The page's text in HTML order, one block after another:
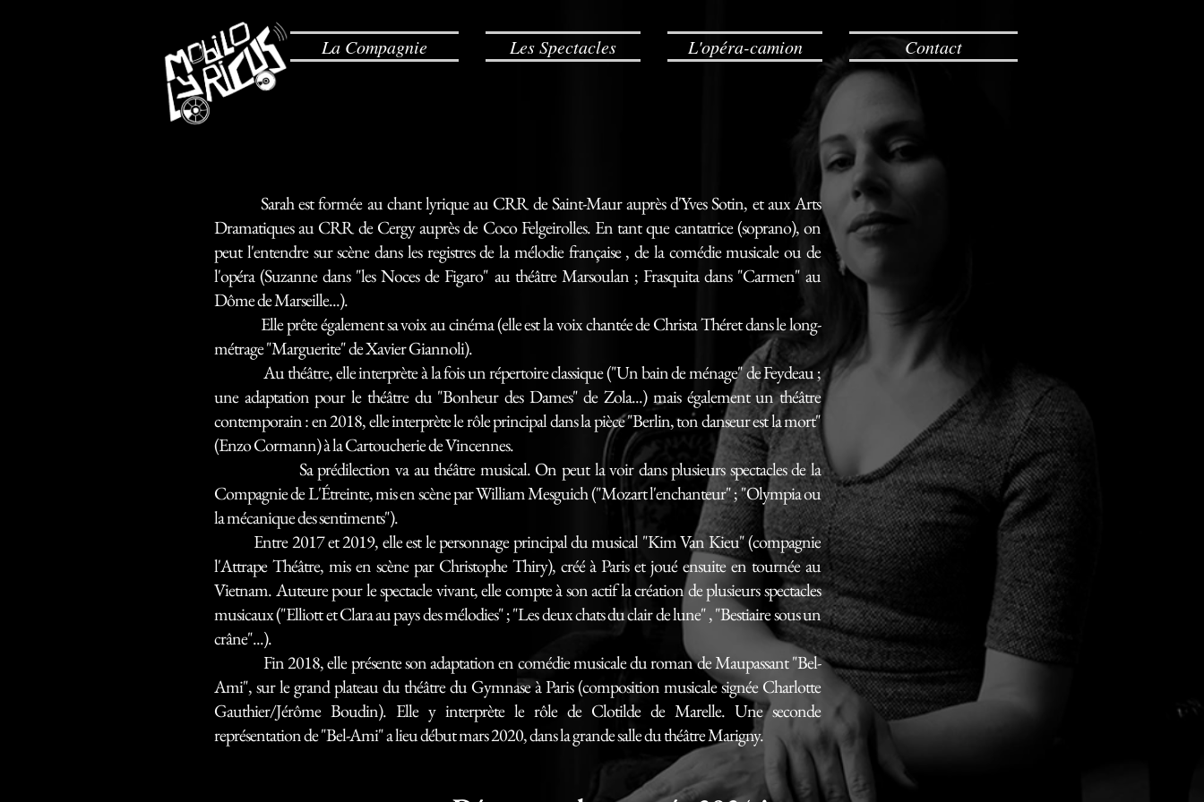
La Compagnie Les Spectacles L'opéra-camion Contact
Sarah est formée au chant lyrique au CRR de Saint-Maur auprès d'Yves Sotin, et aux Arts
Dramatiques au CRR de Cergy auprès de Coco Felgeirolles. En tant que cantatrice (soprano), on
peut l'entendre sur scène dans les registres de la mélodie française , de la comédie musicale ou de
l'opéra (Suzanne dans "les Noces de Figaro" au théâtre Marsoulan ; Frasquita dans "Carmen" au
Dôme de Marseille...).
Elle prête également sa voix au cinéma (elle est la voix chantée de Christa Théret dans le long-
métrage "Marguerite" de Xavier Giannoli).
Au théâtre, elle interprète à la fois un répertoire classique ("Un bain de ménage" de Feydeau ;
une adaptation pour le théâtre du "Bonheur des Dames" de Zola...) mais également un théâtre
contemporain : en 2018, elle interprète le rôle principal dans la pièce "Berlin, ton danseur est la mort"
(Enzo Cormann) à la Cartoucherie de Vincennes.
Sa prédilection va au théâtre musical. On peut la voir dans plusieurs spectacles de la
Compagnie de L'Étreinte, mis en scène par William Mesguich ("Mozart l'enchanteur" ; "Olympia ou
la mécanique des sentiments").
Entre 2017 et 2019, elle est le personnage principal du musical "Kim Van Kieu" (compagnie
l'Attrape Théâtre, mis en scène par Christophe Thiry), créé à Paris et joué ensuite en tournée au
Vietnam. Auteure pour le spectacle vivant, elle compte à son actif la création de plusieurs spectacles
musicaux ("Elliott et Clara au pays des mélodies" ; "Les deux chats du clair de lune" , "Bestiaire sous un
crâne"...).
Fin 2018, elle présente son adaptation en comédie musicale du roman de Maupassant "Bel-
Ami", sur le grand plateau du théâtre du Gymnase à Paris (composition musicale signée Charlotte
Gauthier/Jérôme Boudin). Elle y interprète le rôle de Clotilde de Marelle. Une seconde
représentation de "Bel-Ami" a lieu début mars 2020, dans la grande salle du théâtre Marigny.